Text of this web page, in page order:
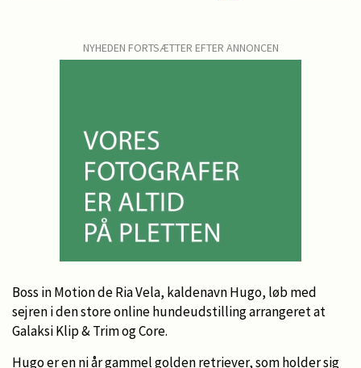
NYHEDEN FORTSÆTTER EFTER ANNONCEN
Boss in Motion de Ria Vela, kaldenavn Hugo, løb med
sejren i den store online hundeudstilling arrangeret at
Galaksi Klip & Trim og Core.
Hugo er en ni år gammel golden retriever, som holder sig